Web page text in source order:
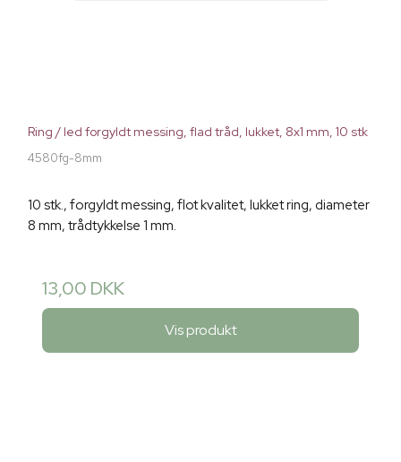
Ring / led forgyldt messing, flad tråd, lukket, 8x1 mm, 10 stk
4580fg-8mm
10 stk., forgyldt messing, flot kvalitet, lukket ring, diameter
8 mm, trådtykkelse 1 mm.
13,00 DKK
Vis produkt